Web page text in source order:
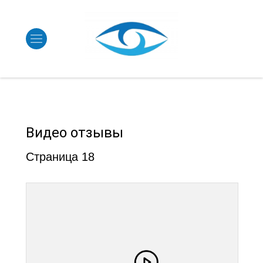
Видео отзывы
Страница 18